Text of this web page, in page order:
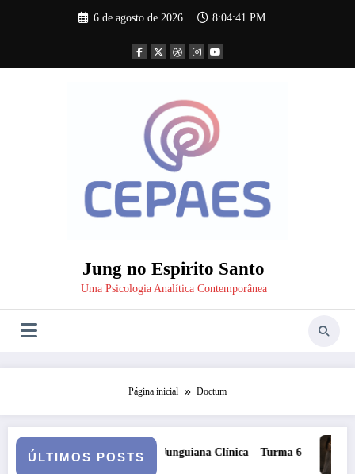
6 de agosto de 2026 8:04:41 PM
Jung no Espirito Santo
Uma Psicologia Analítica Contemporânea
Página inicial Doctum
ÚLTIMOS POSTS
Junguiana Clínica – Turma 6 Kore, Deméter e o